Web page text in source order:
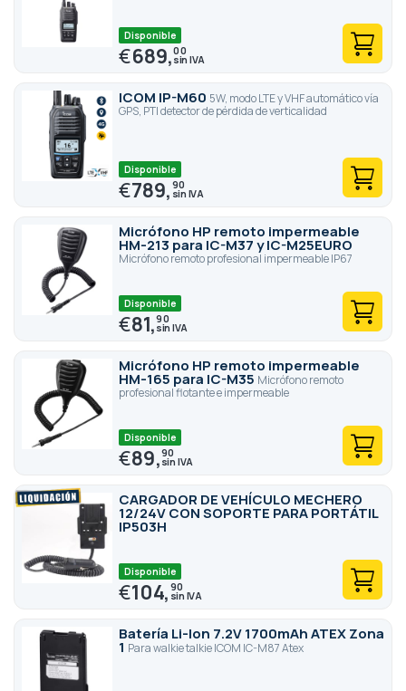
Disponible
€689,00
ICOM IP-M60 5W, modo LTE y VHF automático vía
GPS, PTI detector de pérdida de verticalidad
Disponible
€789,90
Micrófono HP remoto impermeable
HM-213 para IC-M37 y IC-M25EURO
Micrófono remoto profesional impermeable IP67
Disponible
€81,90
Micrófono HP remoto impermeable
HM-165 para IC-M35 Micrófono remoto
profesional flotante e impermeable
Disponible
€89,90
CARGADOR DE VEHÍCULO MECHERO
12/24V CON SOPORTE PARA PORTÁTIL
IP503H
Disponible
€104,90
Batería Li-Ion 7.2V 1700mAh ATEX Zona
1 Para walkie talkie ICOM IC-M87 Atex